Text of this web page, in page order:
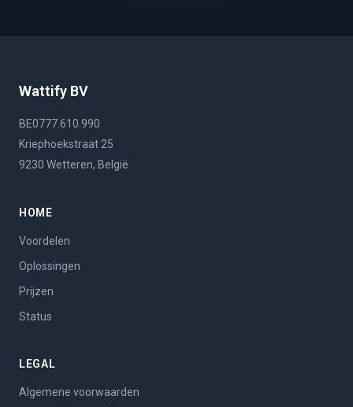
Wattify BV
BE0777.610.990
Kriephoekstraat 25
9230 Wetteren, België
HOME
Voordelen
Oplossingen
Prijzen
Status
LEGAL
Algemene voorwaarden